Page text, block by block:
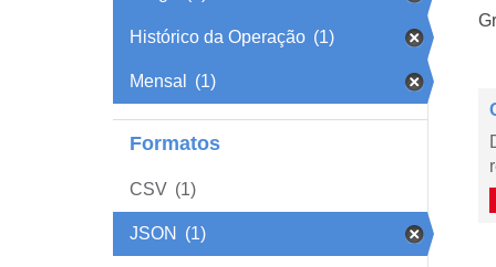
Histórico da Operação (1)
Mensal (1)
Formatos
CSV (1)
JSON (1)